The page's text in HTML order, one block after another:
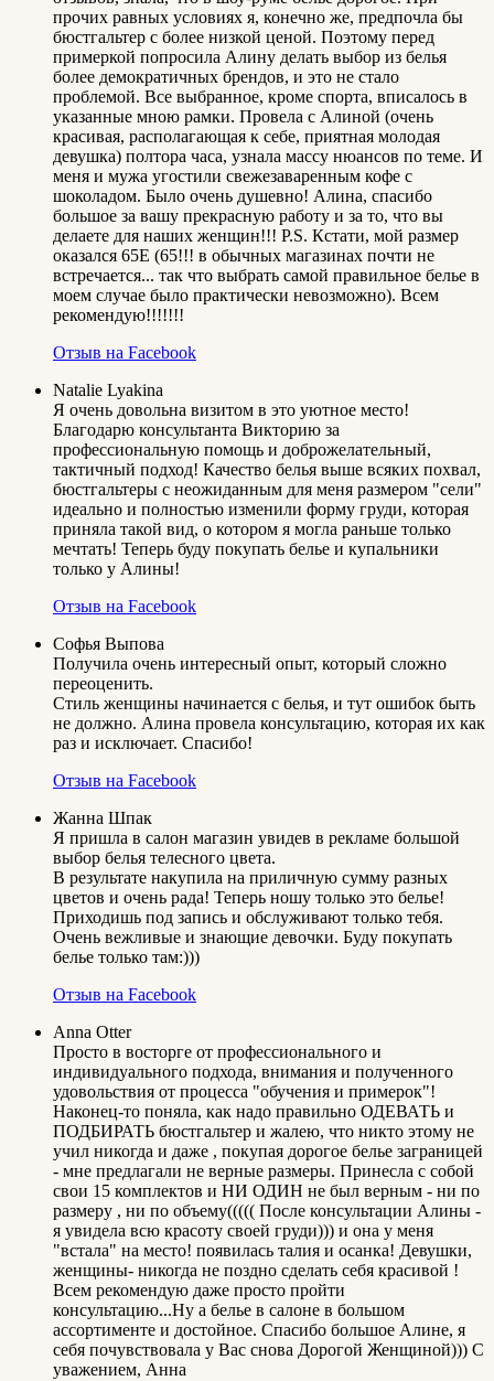
прочих равных условиях я, конечно же, предпочла бы
бюстгальтер с более низкой ценой. Поэтому перед
примеркой попросила Алину делать выбор из белья
более демократичных брендов, и это не стало
проблемой. Все выбранное, кроме спорта, вписалось в
указанные мною рамки. Провела с Алиной (очень
красивая, располагающая к себе, приятная молодая
девушка) полтора часа, узнала массу нюансов по теме. И
меня и мужа угостили свежезаваренным кофе с
шоколадом. Было очень душевно! Алина, спасибо
большое за вашу прекрасную работу и за то, что вы
делаете для наших женщин!!! P.S. Кстати, мой размер
оказался 65Е (65!!! в обычных магазинах почти не
встречается... так что выбрать самой правильное белье в
моем случае было практически невозможно). Всем
рекомендую!!!!!!!
Отзыв на Facebook
Natalie Lyakina
Я очень довольна визитом в это уютное место!
Благодарю консультанта Викторию за
профессиональную помощь и доброжелательный,
тактичный подход! Качество белья выше всяких похвал,
бюстгальтеры с неожиданным для меня размером "сели"
идеально и полностью изменили форму груди, которая
приняла такой вид, о котором я могла раньше только
мечтать! Теперь буду покупать белье и купальники
только у Алины!
Отзыв на Facebook
Софья Выпова
Получила очень интересный опыт, который сложно
переоценить.
Стиль женщины начинается с белья, и тут ошибок быть
не должно. Алина провела консультацию, которая их как
раз и исключает. Спасибо!
Отзыв на Facebook
Жанна Шпак
Я пришла в салон магазин увидев в рекламе большой
выбор белья телесного цвета.
В результате накупила на приличную сумму разных
цветов и очень рада! Теперь ношу только это белье!
Приходишь под запись и обслуживают только тебя.
Очень вежливые и знающие девочки. Буду покупать
белье только там:)))
Отзыв на Facebook
Anna Otter
Просто в восторге от профессионального и
индивидуального подхода, внимания и полученного
удовольствия от процесса "обучения и примерок"!
Наконец-то поняла, как надо правильно ОДЕВАТЬ и
ПОДБИРАТЬ бюстгальтер и жалею, что никто этому не
учил никогда и даже , покупая дорогое белье заграницей
- мне предлагали не верные размеры. Принесла с собой
свои 15 комплектов и НИ ОДИН не был верным - ни по
размеру , ни по объему((((( После консультации Алины -
я увидела всю красоту своей груди))) и она у меня
"встала" на место! появилась талия и осанка! Девушки,
женщины- никогда не поздно сделать себя красивой !
Всем рекомендую даже просто пройти
консультацию...Ну а белье в салоне в большом
ассортименте и достойное. Спасибо большое Алине, я
себя почувствовала у Вас снова Дорогой Женщиной))) С
уважением, Анна